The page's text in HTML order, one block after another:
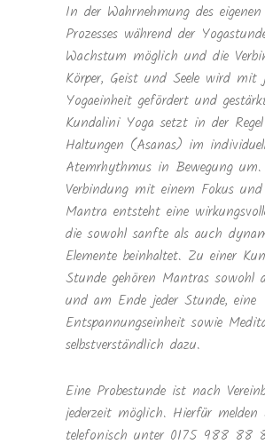
In der Wahrnehmung des
Prozesses während der
Wachstum möglich und die
Körper, Geist und Seele wird mit
Yogaeinheit gefördert und
Kundalini Yoga setzt in der
Haltungen (Asanas) im
Atemrhythmus in Bewegung
Verbindung mit einem Fokus
Mantra entsteht eine
die sowohl sanfte als auch
Elemente beinhaltet. Zu einer
Stunde gehören Mantras sowohl
und am Ende jeder Stunde, eine
Entspannungseinheit sowie
selbstverständlich dazu.
Eine Probestunde ist nach
jederzeit möglich. Hierfür melden
telefonisch unter 0175 988 88